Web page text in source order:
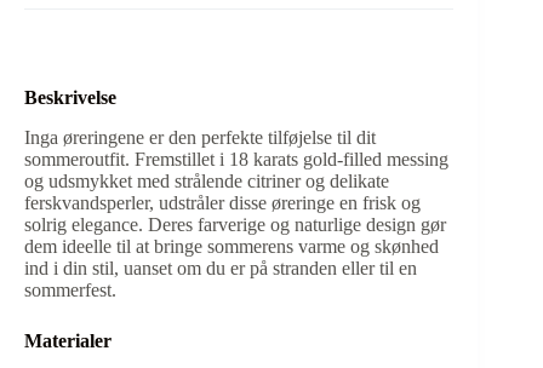
Beskrivelse
Inga øreringene er den perfekte tilføjelse til dit
sommeroutfit. Fremstillet i 18 karats gold-filled messing
og udsmykket med strålende citriner og delikate
ferskvandsperler, udstråler disse øreringe en frisk og
solrig elegance. Deres farverige og naturlige design gør
dem ideelle til at bringe sommerens varme og skønhed
ind i din stil, uanset om du er på stranden eller til en
sommerfest.
Materialer